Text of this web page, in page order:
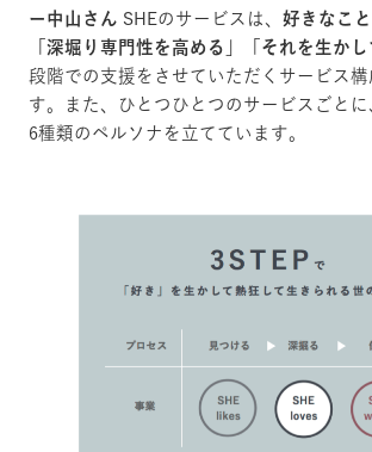
ー中山さん SHEのサービスは、 好きなこ
深堀り 専門 性を高める それを生かし
段階での支援をさせていただくサービス構
す。また、ひとつひとつのサービスごと
6種類のペルソナを立てています。